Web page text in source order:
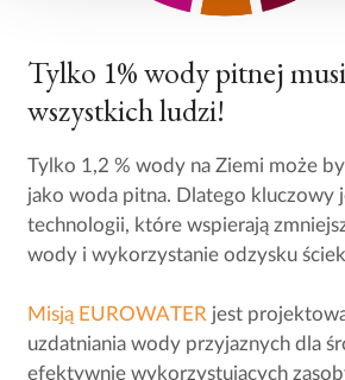
Tylko 1% wody pitnej
wszystkich ludzi!
Tylko 1,2 % wody na Ziemi może
jako woda pitna. Dlatego kluczowy
technologii, które wspierają
wody i wykorzystanie odzysku
Misją EUROWATER jest
uzdatniania wody przyjaznych dla
efektywnie wykorzystujących